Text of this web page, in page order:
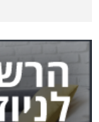
קריירה
ולימודים
מינויים